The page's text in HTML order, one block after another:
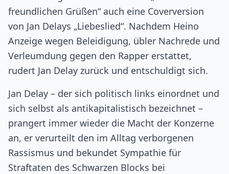
freundlichen Grüßen“ auch eine Coverversion
von Jan Delays „Liebeslied“. Nachdem Heino
Anzeige wegen Beleidigung, übler Nachrede und
Verleumdung gegen den Rapper erstattet,
rudert Jan Delay zurück und entschuldigt sich.
Jan Delay – der sich politisch links einordnet und
sich selbst als antikapitalistisch bezeichnet –
prangert immer wieder die Macht der Konzerne
an, er verurteilt den im Alltag verborgenen
Rassismus und bekundet Sympathie für
Straftaten des Schwarzen Blocks bei